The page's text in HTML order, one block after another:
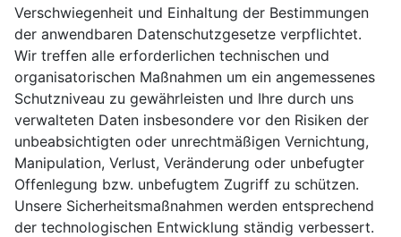
Verschwiegenheit und Einhaltung der Bestimmungen
der anwendbaren Datenschutzgesetze verpflichtet.
Wir treffen alle erforderlichen technischen und
organisatorischen Maßnahmen um ein angemessenes
Schutzniveau zu gewährleisten und Ihre durch uns
verwalteten Daten insbesondere vor den Risiken der
unbeabsichtigten oder unrechtmäßigen Vernichtung,
Manipulation, Verlust, Veränderung oder unbefugter
Offenlegung bzw. unbefugtem Zugriff zu schützen.
Unsere Sicherheitsmaßnahmen werden entsprechend
der technologischen Entwicklung ständig verbessert.